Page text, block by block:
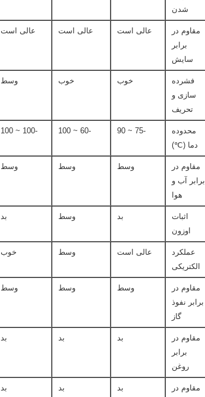
شدن
مقاوم در
برابر
سایش
عالی است عالی است عالی است
فشرده
سازی و
تحریف
خوب خوب وسط
محدوده
دما (℃)
-75 ~ 90
-60 ~ 100
-100 ~ 100
مقاوم در
برابر آب و
هوا
وسط وسط وسط
اثبات
اوزون
بد وسط بد
عملکرد
الکتریکی
عالی است وسط خوب
مقاوم در
برابر نفوذ
گاز
وسط وسط وسط
مقاوم در
برابر
روغن
بد بد بد
مقاوم در بد بد بد